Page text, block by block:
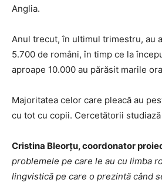
Anglia.
Anul trecut, în ultimul trimestru, au
5.700 de români, în timp ce la
aproape 10.000 au părăsit marile
Majoritatea celor care pleacă au
cu tot cu copii. Cercetătorii
Cristina Bleorțu, coordonator
problemele pe care le au cu limba
lingvistică pe care o prezintă când